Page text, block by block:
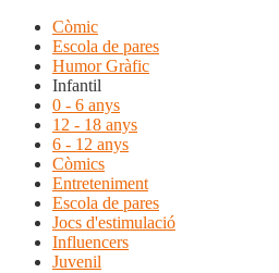
Còmic
Escola de pares
Humor Gràfic
Infantil
0 - 6 anys
12 - 18 anys
6 - 12 anys
Còmics
Entreteniment
Escola de pares
Jocs d'estimulació
Influencers
Juvenil